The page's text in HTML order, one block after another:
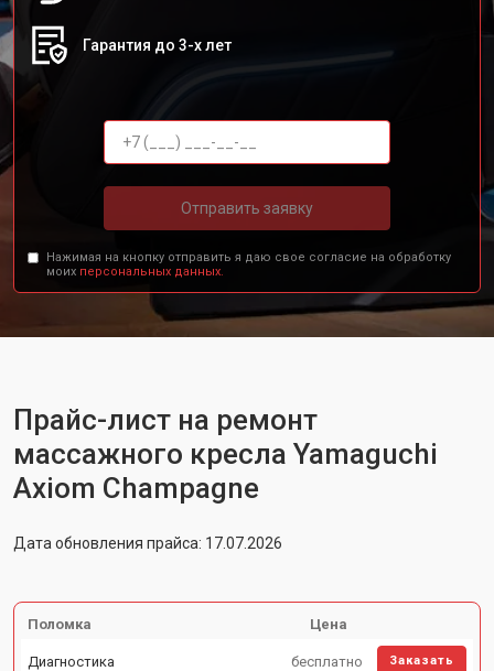
Гарантия до 3-х лет
Отправить заявку
Нажимая на кнопку отправить я даю свое согласие на обработку
моих персональных данных.
Прайс-лист на ремонт
массажного кресла Yamaguchi
Axiom Champagne
Дата обновления прайса: 17.07.2026
Поломка Цена
Диагностика бесплатно Заказать